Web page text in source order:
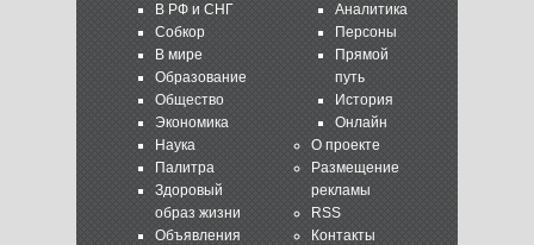
В РФ и СНГ
Собкор
В мире
Образование
Общество
Экономика
Наука
Палитра
Здоровый
образ жизни
Объявления
Аналитика
Персоны
Прямой
путь
История
Онлайн
О проекте
Размещение
рекламы
RSS
Контакты